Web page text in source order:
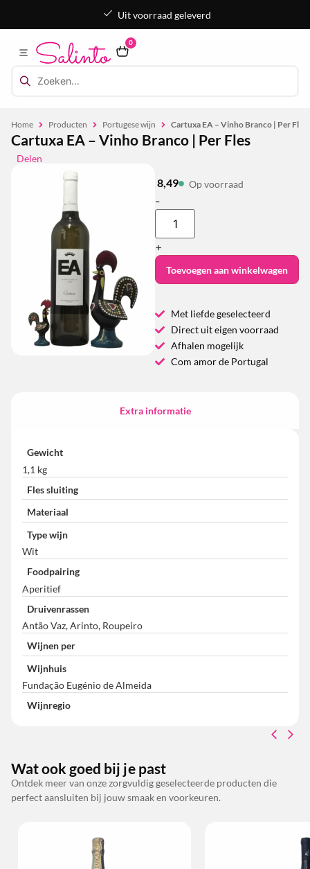
Uit voorraad geleverd
0
Home Producten Portugese wijn Cartuxa EA – Vinho Branco | Per Fles
Cartuxa EA – Vinho Branco | Per Fles
Delen
8,49 Op voorraad
-
+
Toevoegen aan winkelwagen
Met liefde geselecteerd
Direct uit eigen voorraad
Afhalen mogelijk
Com amor de Portugal
Extra informatie
Gewicht
1,1 kg
Fles sluiting
Materiaal
Type wijn
Wit
Foodpairing
Aperitief
Druivenrassen
Antão Vaz, Arinto, Roupeiro
Wijnen per
Wijnhuis
Fundação Eugénio de Almeida
Wijnregio
Wat ook goed bij je past
Ontdek meer van onze zorgvuldig geselecteerde producten die
perfect aansluiten bij jouw smaak en voorkeuren.